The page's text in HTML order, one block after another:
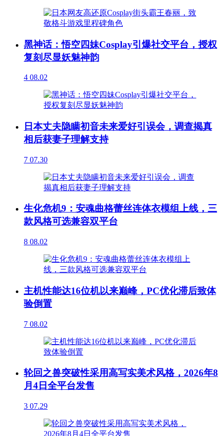
黑神话：悟空四妹Cosplay引爆社交平台，授权
复刻尽显妖魅神韵
4 08.02
日本丈夫隐瞒初音未来爱好引误会，调查揭真
相后获妻子理解支持
7 07.30
生化危机9：安魂曲格蕾丝连体衣模组上线，三
款风格可选兼容双平台
8 08.02
主机性能达16位机以来巅峰，PC优化滞后致体
验倒置
7 08.02
轮回之兽突破性采用高写实美术风格，2026年8
月4日全平台发售
3 07.29